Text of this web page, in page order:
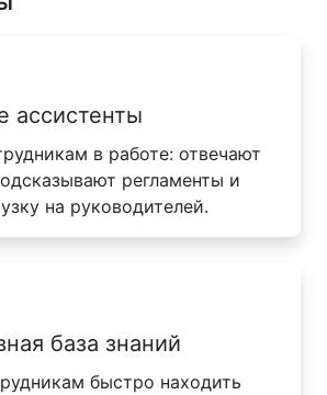
ассистенты
в работе: отвечают
регламенты и
на руководителей.
база знаний
быстро находить